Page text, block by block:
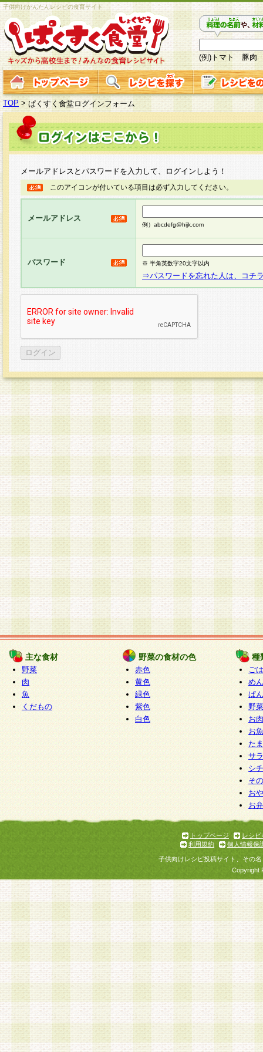
子供向けかんたんレシピの食育サイト
(例)トマト 豚肉
TOP > ぱくすく食堂ログインフォーム
メールアドレスとパスワードを入力して、ログインしよう！
このアイコンが付いている項目は必ず入力してください。
メールアドレス
例）abcdefg@hijk.com
パスワード ※ 半角英数字20文字以内
⇒パスワードを忘れた人は、コチ
主な食材
野菜
肉
魚
くだもの
野菜の食材の色
赤色
黄色
緑色
紫色
白色
種
ご
めん
ぱん
野
お
お
た
サ
シ
そ
お
お
トップページ
レシピ
利用規約
個人情報保
子供向けレシピ投稿サイト、その
Copyright